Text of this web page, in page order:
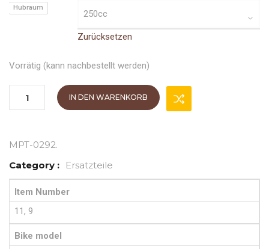
Hubraum
Zurücksetzen
Vorrätig (kann nachbestellt werden)
IN DEN WARENKORB
MPT-0292.
Category :
Ersatzteile
Item Number
11, 9
Bike model